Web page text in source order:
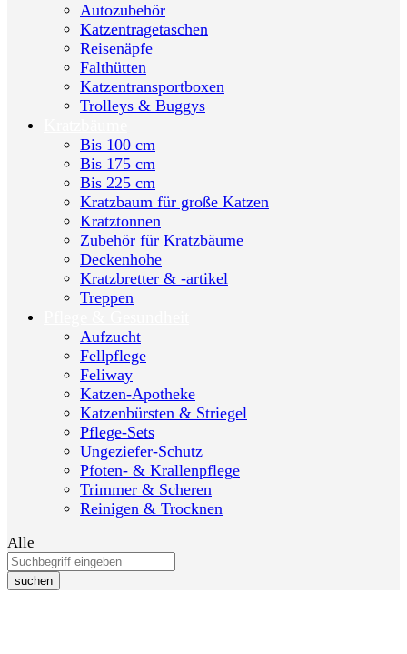
Autozubehör
Katzentragetaschen
Reisenäpfe
Falthütten
Katzentransportboxen
Trolleys & Buggys
Bis 100 cm
Bis 175 cm
Bis 225 cm
Kratzbaum für große Katzen
Kratztonnen
Zubehör für Kratzbäume
Deckenhohe
Kratzbretter & -artikel
Treppen
Aufzucht
Fellpflege
Feliway
Katzen-Apotheke
Katzenbürsten & Striegel
Pflege-Sets
Ungeziefer-Schutz
Pfoten- & Krallenpflege
Trimmer & Scheren
Reinigen & Trocknen
Alle
suchen